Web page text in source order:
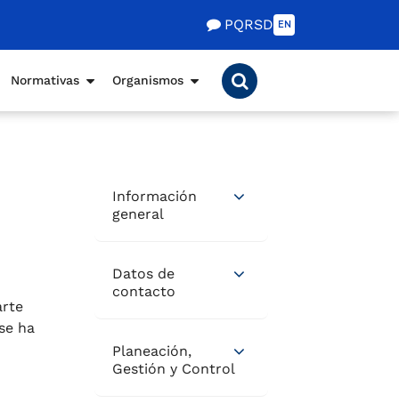
PQRSD EN
Normativas Organismos
ha
Información
general
Datos de
contacto
Planeación,
Gestión y Control